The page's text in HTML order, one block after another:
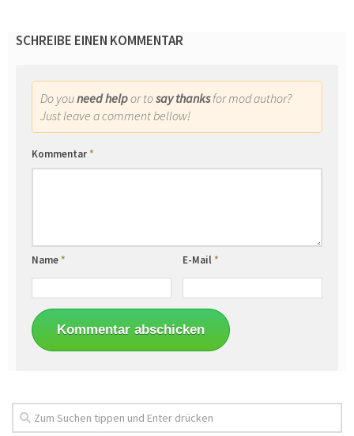
SCHREIBE EINEN KOMMENTAR
Do youneed helpor tosay thanksfor mod author?
Just leave a comment bellow!
Kommentar*
Name* E-Mail*